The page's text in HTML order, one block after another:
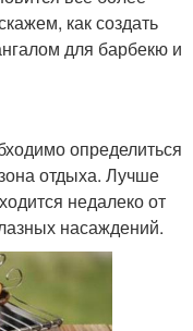
как создать
для барбекю и
определиться
отдыха. Лучше
недалеко от
насаждений.